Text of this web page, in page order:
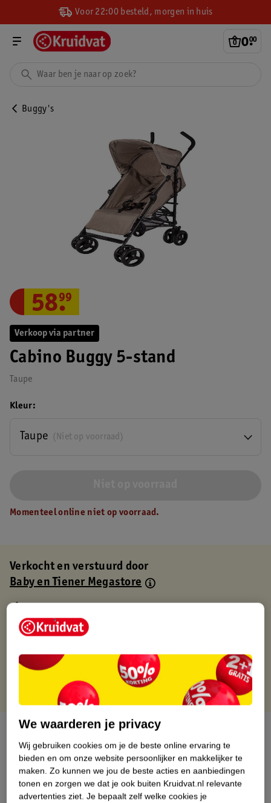
Voor 22:00 besteld, morgen in huis
0.
00
Buggy's
Verkoop via partner
Cabino Buggy 5-stand
Taupe
58.
99
Kleur
(Niet op voorraad)
Taupe
Momenteel online niet op voorraad.
Verkocht en verstuurd door
Baby en Tiener Megastore
Gratis thuisbezorgd
Gratis retourneren via verkooppartner.
Over dit product
Productinformatie
Nature Impact Score
We waarderen je privacy
Wij gebruiken cookies om je de beste online ervaring te
bieden en om onze website persoonlijker en makkelijker te
maken. Zo kunnen we jou de beste acties en aanbiedingen
tonen en zorgen we dat je ook buiten Kruidvat.nl relevante
advertenties ziet. Je bepaalt zelf welke cookies je